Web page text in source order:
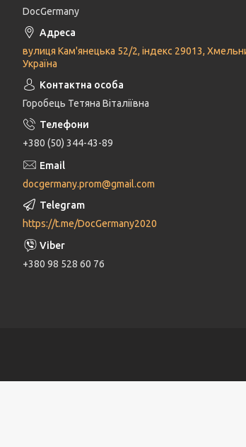
DocGermany
вулиця Кам'янецька 52/2, індекс 29013,
Україна
Горобець Тетяна Віталіївна
+380 (50) 344-43-89
docgermany.prom@gmail.com
https://t.me/DocGermany2020
+380 98 528 60 76